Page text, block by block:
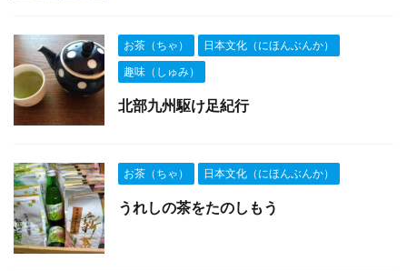
お茶（ちゃ）
日本文化（にほんぶんか）
趣味（しゅみ）
北部九州駆け足紀行
お茶（ちゃ） 日本文化（にほんぶんか）
うれしの茶をたのしもう